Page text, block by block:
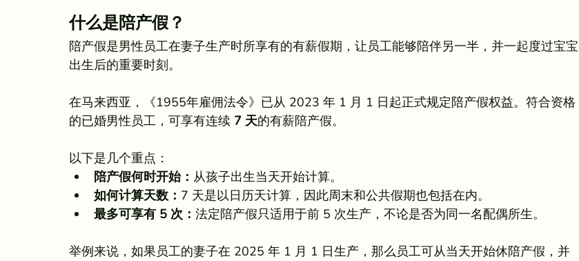
什么是陪产假？
陪产假是男性员工在妻子生产时所享有的有薪假期，让员工能够陪伴另一半，并一起度过宝宝
出生后的重要时刻。
在马来西亚，《1955年雇佣法令》已从 2023 年 1 月 1 日起正式规定陪产假权益。符合资格
的已婚男性员工，可享有连续 7 天的有薪陪产假。
以下是几个重点：
陪产假何时开始： 从孩子出生当天开始计算。
如何计算天数： 7 天是以日历天计算，因此周末和公共假期也包括在内。
最多可享有 5 次： 法定陪产假只适用于前 5 次生产，不论是否为同一名配偶所生。
举例来说，如果员工的妻子在 2025 年 1 月 1 日生产，那么员工可从当天开始休陪产假，并